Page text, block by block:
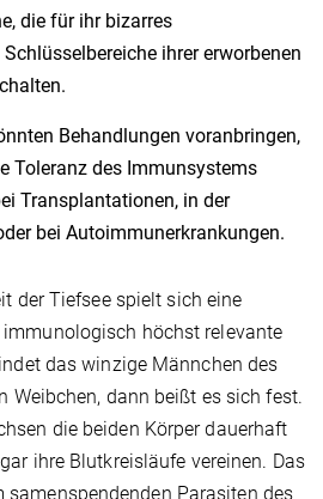
die für ihr bizarres
ihrer erworbenen
Behandlungen voranbringen,
Toleranz des Immunsystems
Transplantationen, in der
bei Autoimmunerkrankungen.
der Tiefsee spielt sich eine
höchst relevante
das winzige Männchen des
Weibchen, dann beißt es sich fest.
die beiden Körper dauerhaft
ihre Blutkreisläufe vereinen. Das
Parasiten des